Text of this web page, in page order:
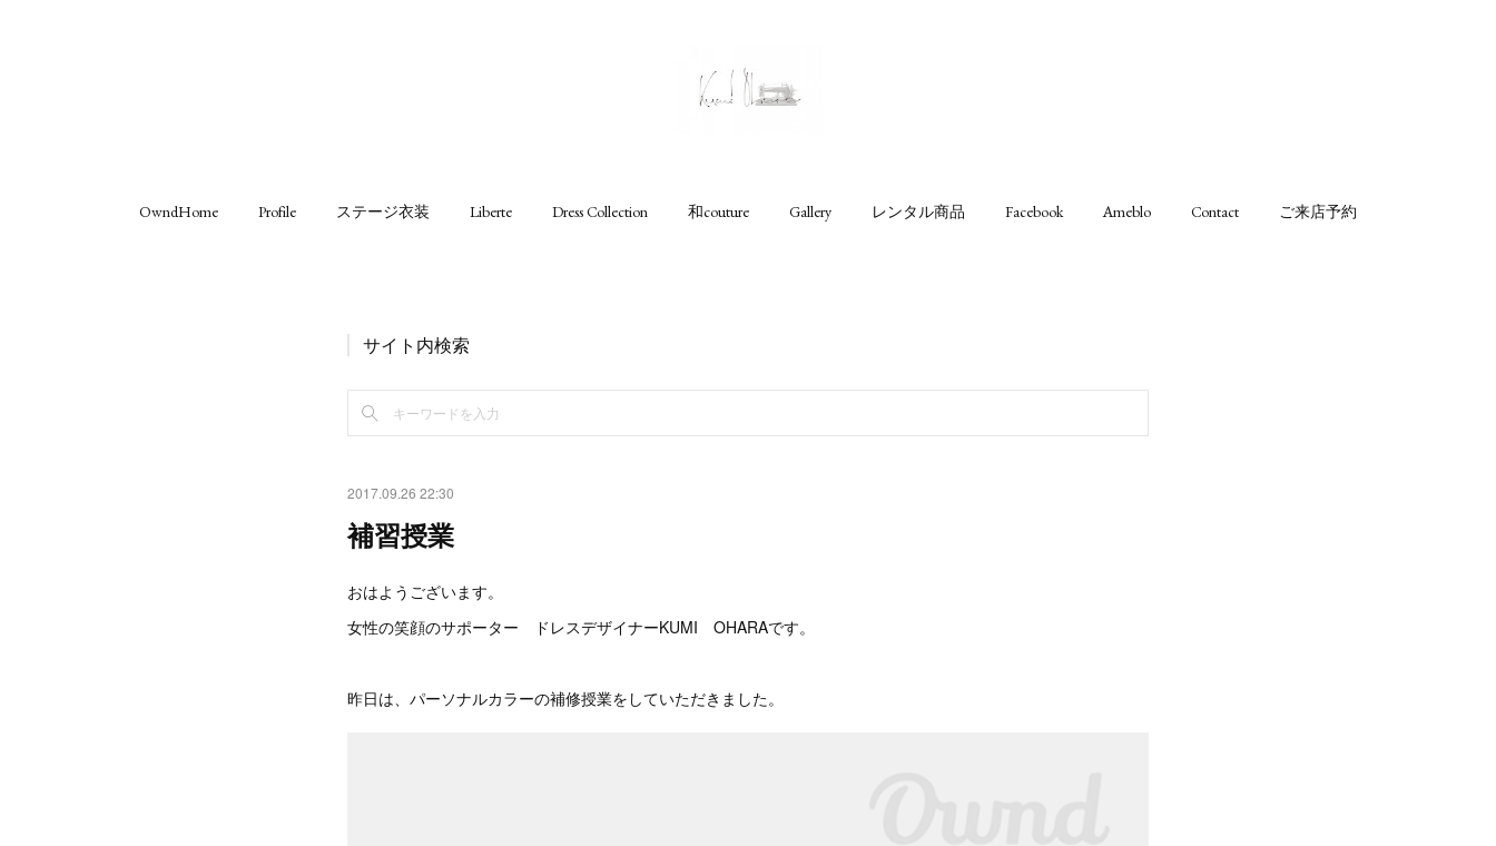
OwndHome Profile ステージ衣装 Liberte Dress Collection 和couture Gallery レンタル商品 Facebook Ameblo Contact ご来店予約
サイト内検索
2017.09.26 22:30
補習授業
おはようございます。
女性の笑顔のサポーター ドレスデザイナーKUMI OHARAです。
昨日は、パーソナルカラーの補修授業をしていただきました。